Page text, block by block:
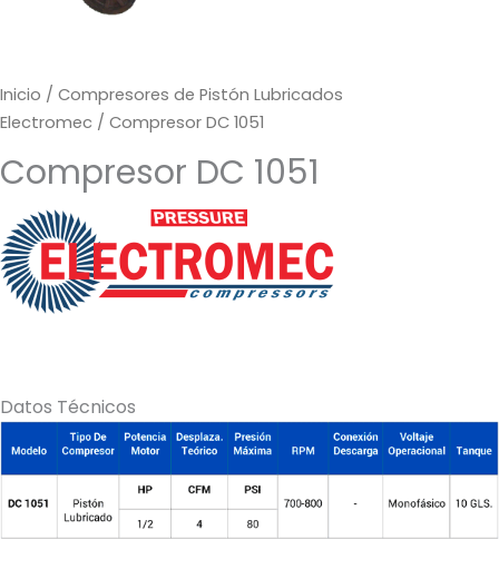
Inicio / Compresores de Pistón Lubricados
Electromec / Compresor DC 1051
Compresor DC 1051
Datos Técnicos